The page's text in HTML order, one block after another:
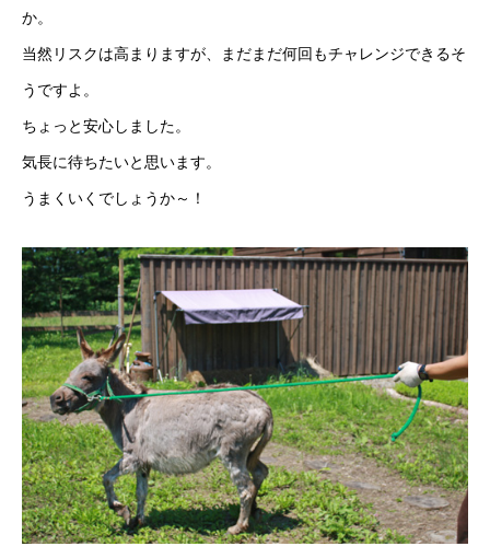
か。
当然リスクは高まりますが、まだまだ何回もチャレンジできるそ
うですよ。
ちょっと安心しました。
気長に待ちたいと思います。
うまくいくでしょうか～！